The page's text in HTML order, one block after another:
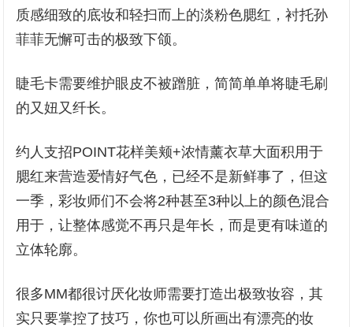
质感细致的底妆和轻扫而上的淡粉色腮红，衬托孙
菲菲无懈可击的极致下颌。
睫毛卡需要维护眼皮不被蹭脏，简简单单将睫毛刷
的又妞又纤长。
约人支招POINT花样美颊+浓情薰衣草大面积用于
腮红来营造爱情好气色，已经不是新鲜事了，但这
一季，彩妆师们不会将2种甚至3种以上的颜色混合
用于，让整体感觉不再只是年长，而是更有味道的
立体轮廓。
很多MM都很讨厌化妆师需要打造出极致妆容，其
实只要掌控了技巧，你也可以所画出有漂亮的妆